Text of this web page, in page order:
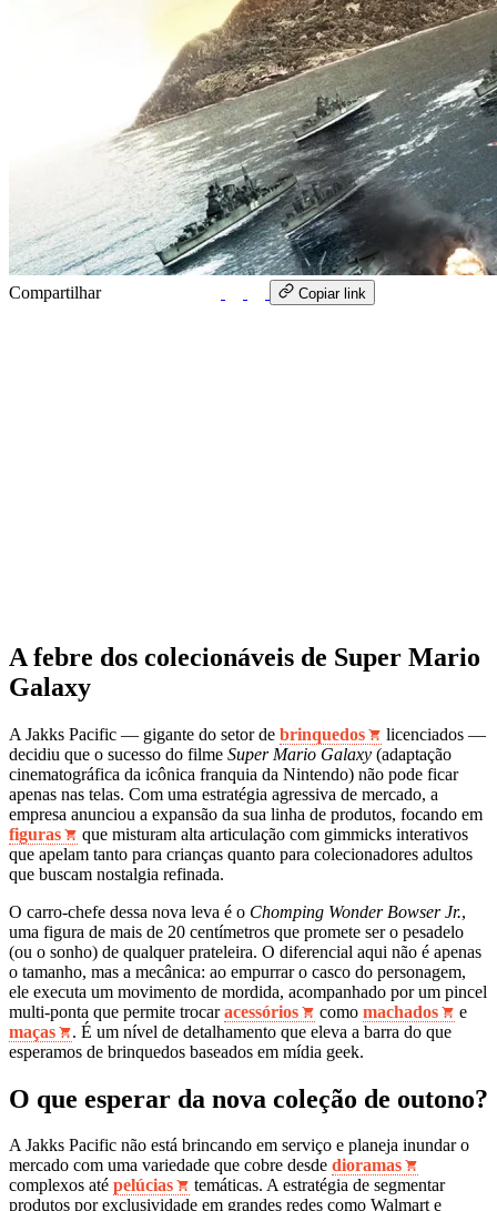
Compartilhar Copiar link
A febre dos colecionáveis de Super Mario
Galaxy
A Jakks Pacific — gigante do setor de brinquedos
licenciados —
decidiu que o sucesso do filme Super Mario Galaxy (adaptação
cinematográfica da icônica franquia da Nintendo) não pode ficar
apenas nas telas. Com uma estratégia agressiva de mercado, a
empresa anunciou a expansão da sua linha de produtos, focando em
figuras
que misturam alta articulação com gimmicks interativos
que apelam tanto para crianças quanto para colecionadores adultos
que buscam nostalgia refinada.
O carro-chefe dessa nova leva é o Chomping Wonder Bowser Jr.,
uma figura de mais de 20 centímetros que promete ser o pesadelo
(ou o sonho) de qualquer prateleira. O diferencial aqui não é apenas
o tamanho, mas a mecânica: ao empurrar o casco do personagem,
ele executa um movimento de mordida, acompanhado por um pincel
multi-ponta que permite trocaracessórios como machados
e
maças
. É um nível de detalhamento que eleva a barra do que
esperamos de brinquedos baseados em mídia geek.
O que esperar da nova coleção de outono?
A Jakks Pacific não está brincando em serviço e planeja inundar o
mercado com uma variedade que cobre desde dioramas
complexos até pelúcias
temáticas. A estratégia de segmentar
produtos por exclusividade em grandes redes como Walmart e